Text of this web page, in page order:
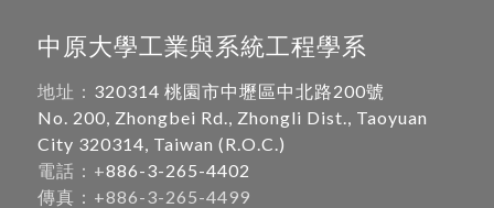
中原大學工業與系統工程學系
地址： 320314 桃園市中壢區中北路200號
No. 200, Zhongbei Rd., Zhongli Dist., Taoyuan
City 320314, Taiwan (R.O.C.)
電話：+886-3-265-4402
傳真：+886-3-265-4499